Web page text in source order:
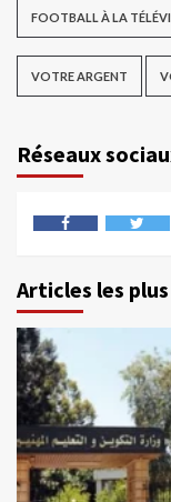
FOOTBALL À LA
VOTRE ARGENT
Réseaux
Articles les